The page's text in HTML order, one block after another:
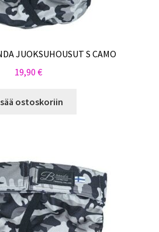
JUOKSUHOUSUT S CAMO
19,90 €
ostoskoriin